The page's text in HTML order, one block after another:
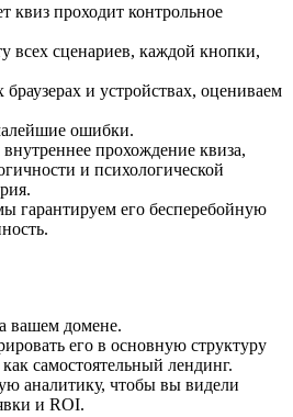
квиз проходит контрольное
всех сценариев, каждой кнопки,
и устройствах, оцениваем
ошибки.
прохождение квиза,
и психологической
гарантируем его бесперебойную
вашем домене.
его в основную структуру
самостоятельный лендинг.
аналитику, чтобы вы видели
и ROI.